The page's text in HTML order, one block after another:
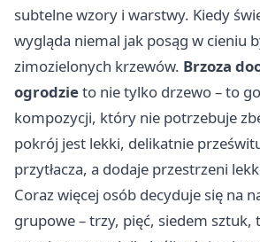
subtelne wzory i warstwy. Kiedy
wygląda niemal jak posąg w cieniu
zimozielonych krzewów. Brzoza
ogrodzieto nie tylko drzewo – to
kompozycji, który nie potrzebuje
pokrój jest lekki, delikatnie
przytłacza, a dodaje przestrzeni
Coraz więcej osób decyduje się na
grupowe – trzy, pięć, siedem sztuk,